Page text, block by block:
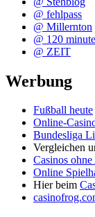
@ fehlpass
@ Millernton
@ 120
@ ZEIT
Werbung
Fußball heute
Online-
Bundesliga
Vergleichen
Casinos
Online
Hier beim